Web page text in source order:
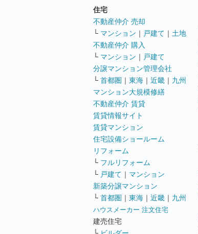
住宅
不動産仲介 売却
└ マンション ｜ 戸建て ｜ 土地
不動産仲介 購入
└ マンション ｜ 戸建て
分譲マンション管理会社
└ 首都圏 ｜ 東海 ｜ 近畿 ｜ 九州
マンション大規模修繕
不動産仲介 賃貸
賃貸情報サイト
賃貸マンション
住宅設備ショールーム
リフォーム
└ フルリフォーム
└ 戸建て ｜ マンション
新築分譲マンション
└ 首都圏 ｜ 東海 ｜ 近畿 ｜ 九州
ハウスメーカー 注文住宅
建売住宅